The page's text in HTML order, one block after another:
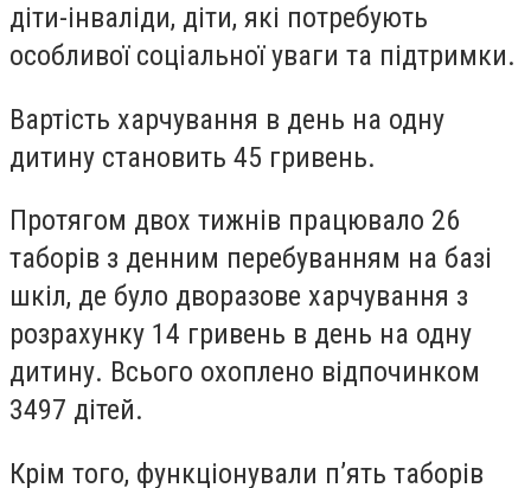
діти-інваліди, діти, які потребують
особливої соціальної уваги та підтримки.
Вартість харчування в день на одну
дитину становить 45 гривень.
Протягом двох тижнів працювало 26
таборів з денним перебуванням на базі
шкіл, де було дворазове харчування з
розрахунку 14 гривень в день на одну
дитину. Всього охоплено відпочинком
3497 дітей.
Крім того, функціонували п’ять таборів